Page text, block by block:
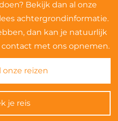
Bekijk dan al onze
achtergrondinformatie.
dan kan je natuurlijk
met ons opnemen.
onze reizen
je reis